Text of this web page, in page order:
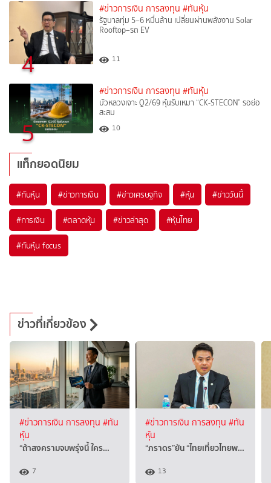
4
#ข่าวการเงิน การลงทุน #ทันหุ้น
รัฐบาลทุ่ม 5–6 หมื่นล้าน เปลี่ยนผ่านพลังงาน Solar
Rooftop–รถ EV
11
5
#ข่าวการเงิน การลงทุน #ทันหุ้น
บัวหลวงเจาะ Q2/69 หุ้นรับเหมา “CK-STECON” รอย่อ
สะสม
10
แท็กยอดนิยม
#ทันหุ้น #ข่าวการเงิน #ข่าวเศรษฐกิจ #หุ้น #ข่าววันนี้
#การเงิน #ตลาดหุ้น #ข่าวล่าสุด #หุ้นไทย
#ทันหุ้น focus
ข่าวที่เกี่ยวข้อง
#ข่าวการเงิน การลงทุน #ทัน
หุ้น
“ถ้าสงครามจบพรุ่งนี้ ใคร…
7
#ข่าวการเงิน การลงทุน #ทัน
หุ้น
“ภราดร”ยัน “ไทยเที่ยวไทยพ…
13